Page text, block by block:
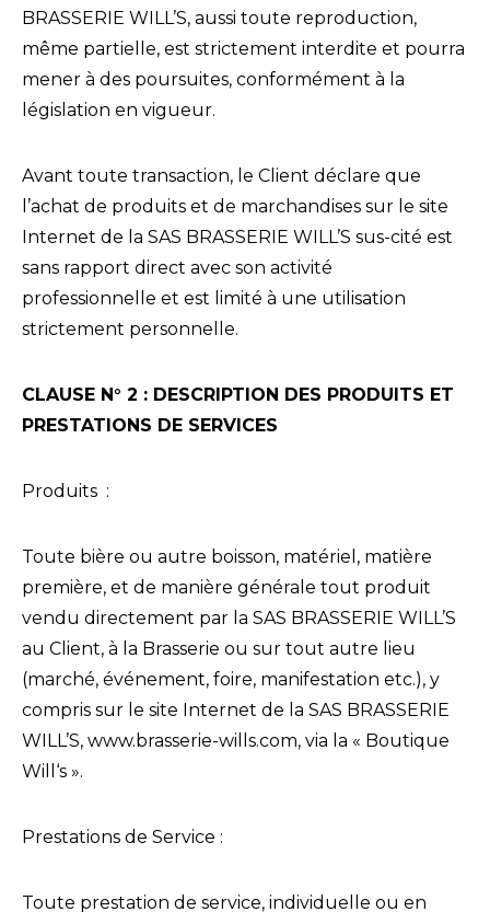
BRASSERIE WILL’S, aussi toute reproduction,
même partielle, est strictement interdite et pourra
mener à des poursuites, conformément à la
législation en vigueur.
Avant toute transaction, le Client déclare que
l’achat de produits et de marchandises sur le site
Internet de la SAS BRASSERIE WILL’S sus-cité est
sans rapport direct avec son activité
professionnelle et est limité à une utilisation
strictement personnelle.
CLAUSE N° 2 : DESCRIPTION DES PRODUITS ET
PRESTATIONS DE SERVICES
Produits :
Toute bière ou autre boisson, matériel, matière
première, et de manière générale tout produit
vendu directement par la SAS BRASSERIE WILL’S
au Client, à la Brasserie ou sur tout autre lieu
(marché, événement, foire, manifestation etc.), y
compris sur le site Internet de la SAS BRASSERIE
WILL’S, www.brasserie-wills.com, via la « Boutique
Will‘s ».
Prestations de Service :
Toute prestation de service, individuelle ou en